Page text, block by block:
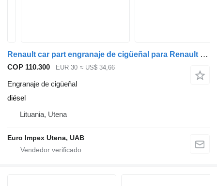
Renault car part engranaje de cigüeñal para Renault Magnum cabeza tractora
COP 110.300 EUR 30 ≈ US$ 34,66
Engranaje de cigüeñal
diésel
Lituania, Utena
Euro Impex Utena, UAB